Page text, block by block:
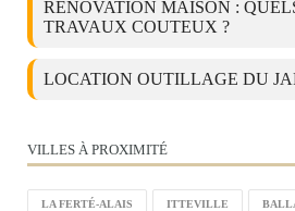
RÉNOVATION MAISON :
TRAVAUX COUTEUX ?
LOCATION OUTILLAGE DU
VILLES À PROXIMITÉ
LA FERTÉ-ALAIS ITTEVILLE